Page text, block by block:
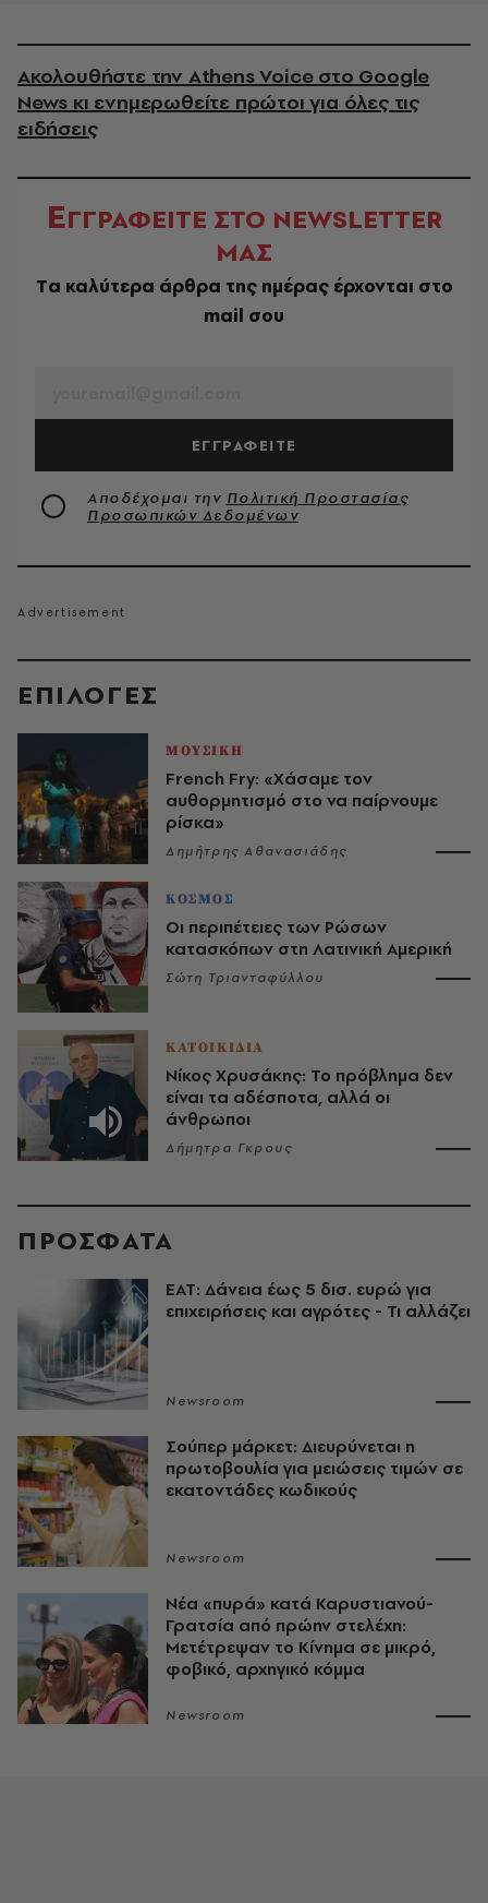
EΠΙΛΟΓΈΣ
ΜΟΥΣΙΚΗ
French Fry: «Χάσαμε τον
αυθορμητισμό στο να παίρνουμε
ρίσκα»
Δημήτρης Αθανασιάδης
ΚΟΣΜΟΣ
Οι περιπέτειες των Ρώσων
κατασκόπων στη Λατινική Αμερική
Σώτη Τριανταφύλλου
ΚΑΤΟΙΚΙΔΙΑ
Νίκος Χρυσάκης: Το πρόβλημα δεν
είναι τα αδέσποτα, αλλά οι
άνθρωποι
Δήμητρα Γκρους
Ακολουθήστε την Athens Voice στο Google
News κι ενημερωθείτε πρώτοι για όλες τις
ειδήσεις
ΕΓΓΡΑΦΕΙΤΕ ΣΤΟ NEWSLETTER
ΜΑΣ
Tα καλύτερα άρθρα της ημέρας έρχονται στο
mail σου
ΕΓΓΡΑΦΕΙΤΕ
Αποδέχομαι την Πολιτική Προστασίας
Προσωπικών Δεδομένων
ΠΡΟΣΦΑΤΑ
ΕΑΤ: Δάνεια έως 5 δισ. ευρώ για
επιχειρήσεις και αγρότες - Τι αλλάζει
Newsroom
Σούπερ μάρκετ: Διευρύνεται η
πρωτοβουλία για μειώσεις τιμών σε
εκατοντάδες κωδικούς
Newsroom
Νέα «πυρά» κατά Καρυστιανού-
Γρατσία από πρώην στελέχη:
Μετέτρεψαν το Κίνημα σε μικρό,
φοβικό, αρχηγικό κόμμα
Newsroom